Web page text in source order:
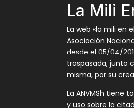
La Mili
La web «la mili en
Asociación
desde el 05/04/
traspasada, junto
misma, por su
La ANVMSh tiene
y uso sobre la